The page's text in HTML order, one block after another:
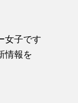
女子です
情報を